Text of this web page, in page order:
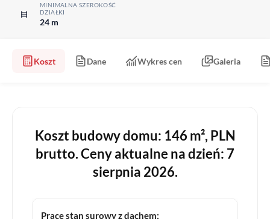
MINIMALNA SZEROKOŚĆ
DZIAŁKI
24 m
Koszt Dane Wykres cen Galeria
Koszt budowy domu: 146 m², PLN
brutto. Ceny aktualne na dzień: 7
sierpnia 2026.
Prace stan surowy z dachem: